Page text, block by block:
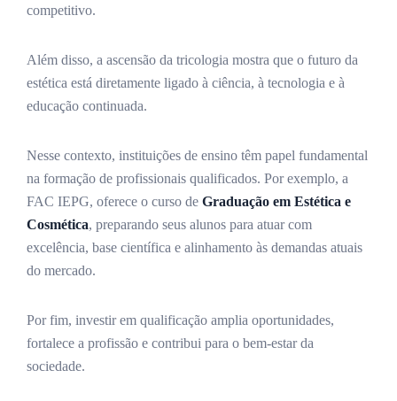
competitivo.
Além disso, a ascensão da tricologia mostra que o futuro da
estética está diretamente ligado à ciência, à tecnologia e à
educação continuada.
Nesse contexto, instituições de ensino têm papel fundamental
na formação de profissionais qualificados. Por exemplo, a
FAC IEPG, oferece o curso de Graduação em Estética e
Cosmética, preparando seus alunos para atuar com
excelência, base científica e alinhamento às demandas atuais
do mercado.
Por fim, investir em qualificação amplia oportunidades,
fortalece a profissão e contribui para o bem-estar da
sociedade.